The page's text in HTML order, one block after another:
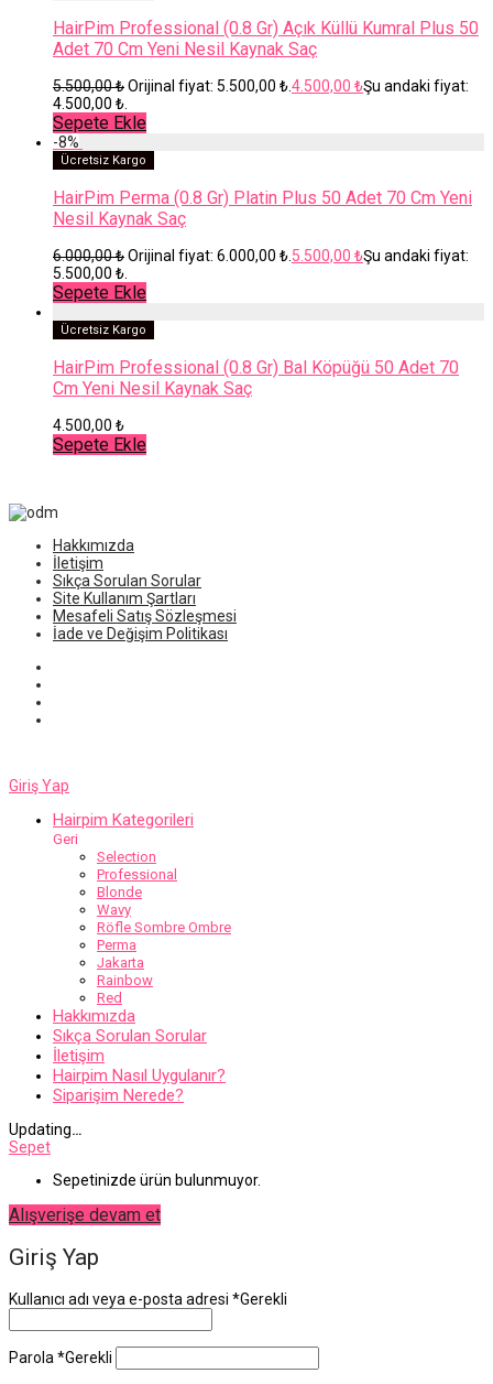
HairPim Professional (0.8 Gr) Açık Küllü Kumral Plus 50
Adet 70 Cm Yeni Nesil Kaynak Saç
5.500,00₺Orijinal fiyat: 5.500,00 ₺.4.500,00 ₺Şu andaki fiyat:
4.500,00 ₺.
Sepete Ekle
-8%
Ücretsiz Kargo
HairPim Perma (0.8 Gr) Platin Plus 50 Adet 70 Cm Yeni
Nesil Kaynak Saç
6.000,00₺Orijinal fiyat: 6.000,00 ₺. 5.500,00 ₺Şu andaki fiyat:
5.500,00 ₺.
Sepete Ekle
Ücretsiz Kargo
HairPim Professional (0.8 Gr) Bal Köpüğü 50 Adet 70
Cm Yeni Nesil Kaynak Saç
4.500,00 ₺
Sepete Ekle
Hakkımızda
İletişim
Sıkça Sorulan Sorular
Site Kullanım Şartları
Mesafeli Satış Sözleşmesi
İade ve Değişim Politikası
Giriş Yap
Hairpim Kategorileri
Geri
Selection
Professional
Blonde
Wavy
Röfle Sombre Ombre
Perma
Jakarta
Rainbow
Red
Hakkımızda
Sıkça Sorulan Sorular
İletişim
Hairpim Nasıl Uygulanır?
Siparişim Nerede?
Updating…
Sepet
Sepetinizde ürün bulunmuyor.
Alışverişe devam et
Giriş Yap
Kullanıcı adı veya e-posta adresi *Gerekli
Parola *Gerekli